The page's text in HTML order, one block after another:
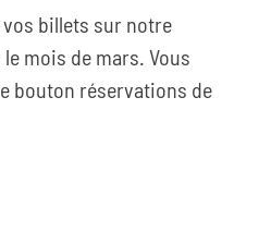
billets sur notre
mois de mars. Vous
bouton réservations de